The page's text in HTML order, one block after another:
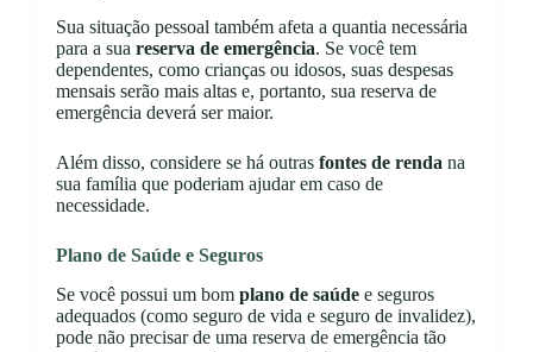
Sua situação pessoal também afeta a quantia necessária
para a sua reserva de emergência. Se você tem
dependentes, como crianças ou idosos, suas despesas
mensais serão mais altas e, portanto, sua reserva de
emergência deverá ser maior.
Além disso, considere se há outras fontes de renda na
sua família que poderiam ajudar em caso de
necessidade.
Plano de Saúde e Seguros
Se você possui um bom plano de saúdee seguros
adequados (como seguro de vida e seguro de invalidez),
pode não precisar de uma reserva de emergência tão